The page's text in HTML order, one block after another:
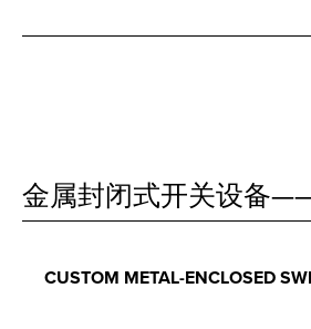
金属封闭式开关设备
CUSTOM METAL-ENCLOSED